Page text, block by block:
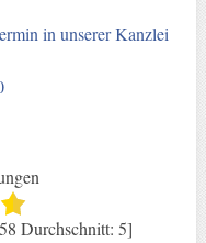
in unserer Kanzlei
58 Durchschnitt: 5]